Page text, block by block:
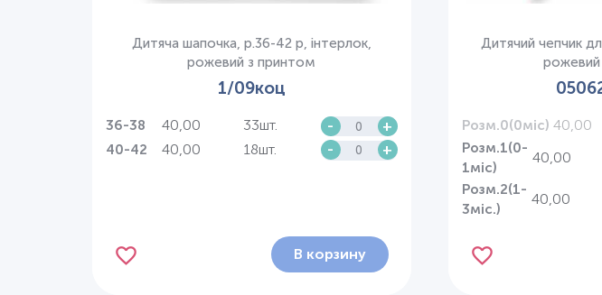
Дитяча шапочка, р.36-42 р, інтерлок,
рожевий з принтом
1/09коц
36-38 40,00 33шт. - +
40-42 40,00 18шт. - +
В корзину
Дитячий чепчик
Розм.0(0міс) 40,00
Розм.1(0-
1міс)
40,00
Розм.2(1-
3міс.)
40,00